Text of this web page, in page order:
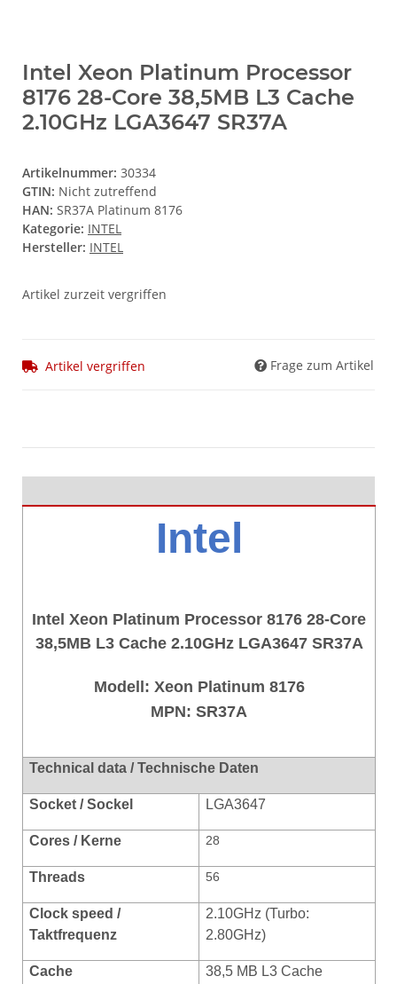
Intel Xeon Platinum Processor
8176 28-Core 38,5MB L3 Cache
2.10GHz LGA3647 SR37A
Artikelnummer: 30334
GTIN: Nicht zutreffend
HAN: SR37A Platinum 8176
Kategorie: INTEL
Hersteller: INTEL
Artikel zurzeit vergriffen
Artikel vergriffen Frage zum Artikel
Intel
Intel Xeon Platinum Processor 8176 28-Core
38,5MB L3 Cache 2.10GHz LGA3647 SR37A
Modell: Xeon Platinum 8176
MPN: SR37A
Technical data / Technische Daten
Socket / Sockel LGA3647
Cores / Kerne 28
Threads 56
Clock speed /
Taktfrequenz
2.10GHz (Turbo:
2.80GHz)
Cache 38,5 MB L3 Cache